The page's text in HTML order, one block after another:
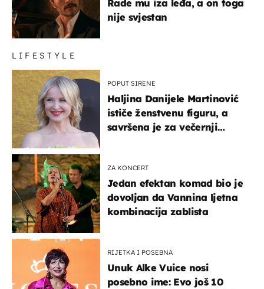
Rade mu iza leđa, a on toga
nije svjestan
LIFESTYLE
POPUT SIRENE
Haljina Danijele Martinović
ističe ženstvenu figuru, a
savršena je za večernji
ZA KONCERT
Jedan efektan komad bio je
dovoljan da Vannina ljetna
kombinacija zablista
RIJETKA I POSEBNA
Unuk Alke Vuice nosi
posebno ime: Evo još 10